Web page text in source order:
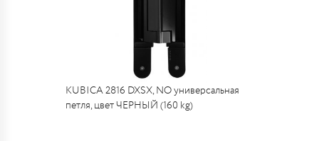
KUBICA 2816 DXSX, NO универсальная
петля, цвет ЧЕРНЫЙ (160 kg)